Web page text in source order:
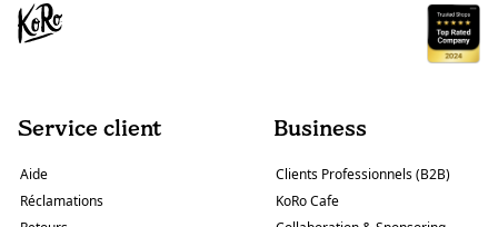
Service client
Aide
Réclamations
Business
Clients Professionnels (B2B)
KoRo Cafe